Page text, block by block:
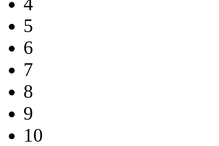
5
6
7
8
9
10